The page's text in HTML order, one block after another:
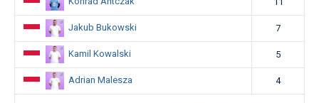
Jakub Bukowski 7
Kamil Kowalski 5
Adrian Malesza 4